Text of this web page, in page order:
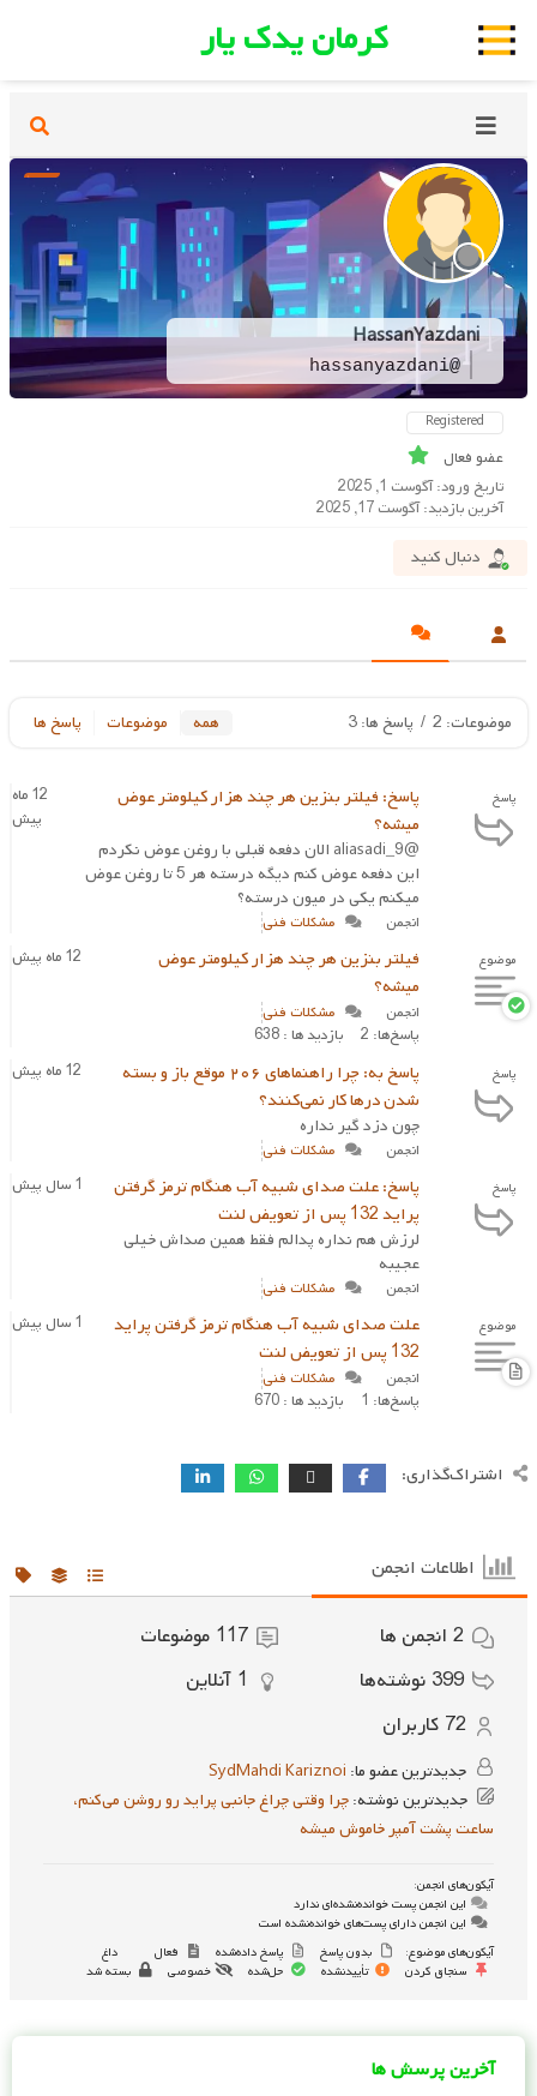
کرمان یدک یار
HassanYazdani
@hassanyazdani
Registered
عضو فعال
تاریخ ورود: آگوست 1, 2025
آخرین بازدید: آگوست 17, 2025
دنبال کنید
موضوعات: 2 / پاسخ ها: 3 همه موضوعات پاسخ ها
پاسخ
پاسخ: فیلتر بنزین هر چند هزار کیلومتر عوض
میشه؟
@aliasadi_9 الان دفعه قبلی با روغن عوض نکردم
این دفعه عوض کنم دیگه درسته هر 5 تا روغن عوض
میکنم یکی در میون درسته؟
12 ماه
پیش
انجمن مشکلات فنی
موضوع
فیلتر بنزین هر چند هزار کیلومتر عوض
میشه؟
12 ماه پیش
انجمن مشکلات فنی
پاسخ‌ها: 2 بازدید ها : 638
پاسخ
پاسخ به: چرا راهنماهای ۲۰۶ موقع باز و بسته
شدن درها کار نمی‌کنند؟
چون دزد گیر نداره
12 ماه پیش
انجمن مشکلات فنی
پاسخ
پاسخ: علت صدای شبیه آب هنگام ترمز گرفتن
پراید 132 پس از تعویض لنت
لرزش هم نداره پدالم فقط همین صداش خیلی
عجیبه
1 سال پیش
انجمن مشکلات فنی
موضوع
علت صدای شبیه آب هنگام ترمز گرفتن پراید
132 پس از تعویض لنت
1 سال پیش
انجمن مشکلات فنی
پاسخ‌ها: 1 بازدید ها : 670
اشتراک‌گذاری:
اطلاعات انجمن
2 انجمن ها 117 موضوعات
399 نوشته‌ها 1 آنلاین
72 کاربران
جدیدترین عضو ما: SydMahdi Kariznoi
جدیدترین نوشته:چرا وقتی چراغ جانبی پراید رو روشن می‌کنم،
ساعت پشت آمپر خاموش میشه
آیکون‌های انجمن:
این انجمن پست خوانده‌نشده‌ای ندارد
این انجمن دارای پست‌های خوانده‌نشده است
آیکون‌های موضوع:
بدون پاسخ پاسخ داده‌شده فعال
داغ
سنجاق کردن
تأییدنشده حل‌شده خصوصی بسته شد
آخرین پرسش ها